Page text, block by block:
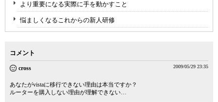
より重要になる実際に手を動かすこと
悩ましくなるこれからの新人研修
コメント
cross 2009/05/29 23:35
あなたがvistaに移行できない理由は本当ですか？
ルーターを購入しない理由が理解できない…